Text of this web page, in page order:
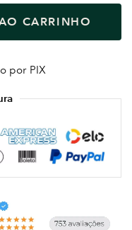
CARRINHO
por PIX